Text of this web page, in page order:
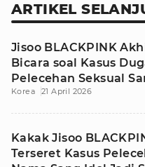
ARTIKEL
Jisoo BLACKPINK
Bicara soal Kasus
Pelecehan Seksual
Korea 21 April 2026
Kakak Jisoo
Terseret Kasus